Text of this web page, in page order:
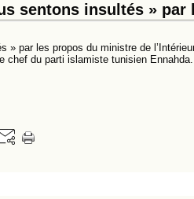
sentons insultés » par
» par les propos du ministre de
chef du parti islamiste tunisien